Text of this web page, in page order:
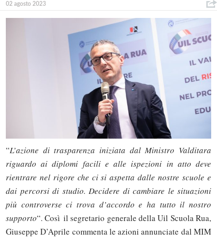
02 agosto 2023
“L’azione di trasparenza iniziata dal Ministro Valditara
riguardo ai diplomi facili e alle ispezioni in atto deve
rientrare nel rigore che ci si aspetta dalle nostre scuole e
dai percorsi di studio. Decidere di cambiare le situazioni
più controverse ci trova d’accordo e ha tutto il nostro
supporto“. Così il segretario generale della Uil Scuola Rua,
Giuseppe D’Aprile commenta le azioni annunciate dal MIM